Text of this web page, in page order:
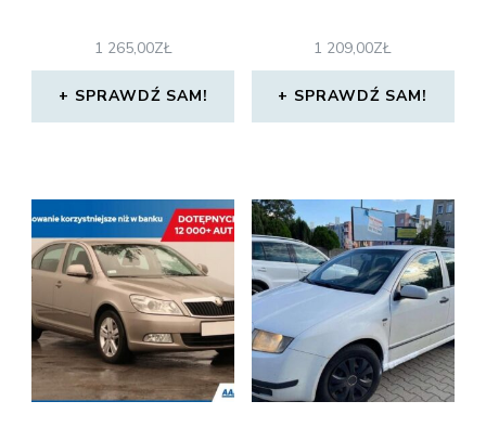
1 265,00ZŁ
SPRAWDŹ SAM!
1 209,00ZŁ
SPRAWDŹ SAM!